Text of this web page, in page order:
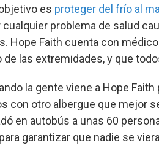
es proteger del frío al
cualquier problema de salud
Hope Faith cuenta con
las extremidades, y que
la gente viene a Hope
con otro albergue que mejor
en autobús a unas 60
garantizar que nadie se